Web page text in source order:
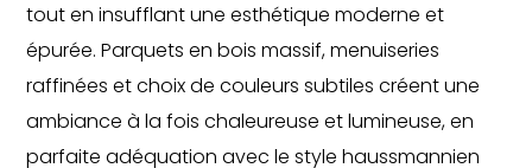
tout en insufflant une esthétique moderne et
épurée. Parquets en bois massif, menuiseries
raffinées et choix de couleurs subtiles créent une
ambiance à la fois chaleureuse et lumineuse, en
parfaite adéquation avec le style haussmannien